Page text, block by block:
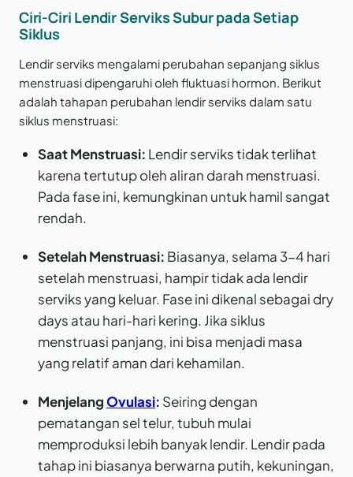
Ciri-Ciri Lendir Serviks Subur pada Setiap
Siklus
Lendir serviks mengalami perubahan sepanjang siklus
menstruasi dipengaruhi oleh fluktuasi hormon. Berikut
adalah tahapan perubahan lendir serviks dalam satu
siklus menstruasi:
Saat Menstruasi: Lendir serviks tidak terlihat
karena tertutup oleh aliran darah menstruasi.
Pada fase ini, kemungkinan untuk hamil sangat
rendah.
Setelah Menstruasi: Biasanya, selama 3-4 hari
setelah menstruasi, hampir tidak ada lendir
serviks yang keluar. Fase ini dikenal sebagai dry
days atau hari-hari kering. Jika siklus
menstruasi panjang, ini bisa menjadi masa
yang relatif aman dari kehamilan.
MenjelangOvulasi: Seiring dengan
pematangan sel telur, tubuh mulai
memproduksi lebih banyak lendir. Lendir pada
tahap ini biasanya berwarna putih, kekuningan,